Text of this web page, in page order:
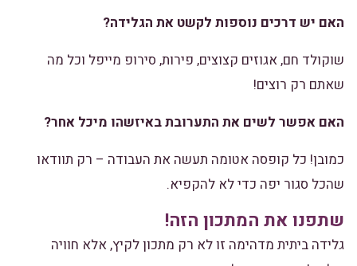
האם יש דרכים נוספות לקשט את הגלידה?
שוקולד חם, אגוזים קצוצים, פירות, סירופ מייפל וכל מה
שאתם רק רוצים!
האם אפשר לשים את התערובת באיזשהו מיכל אחר?
כמובן! כל קופסה אטומה תעשה את העבודה – רק תוודאו
שהכל סגור יפה כדי לא להקפיא.
שתפנו את המתכון הזה!
גלידה ביתית מדהימה זו לא רק מתכון לקיץ, אלא חוויה